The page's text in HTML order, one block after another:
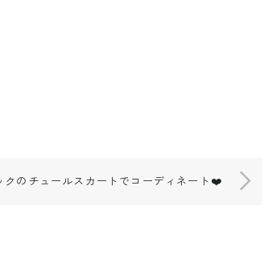
クのチュールスカートでコーディネート❤️